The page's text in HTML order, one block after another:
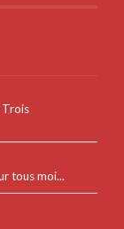
Trois
tous moi...